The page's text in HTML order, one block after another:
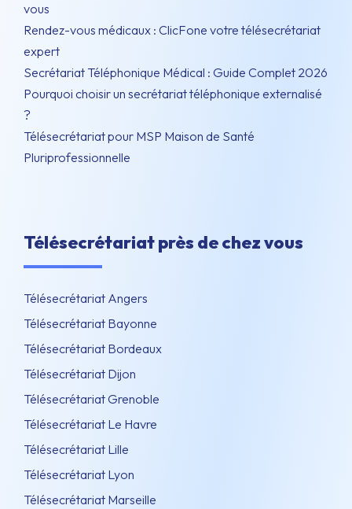
vous
Rendez-vous médicaux : ClicFone votre télésecrétariat
expert
Secrétariat Téléphonique Médical : Guide Complet 2026
Pourquoi choisir un secrétariat téléphonique externalisé
?
Télésecrétariat pour MSP Maison de Santé
Pluriprofessionnelle
Télésecrétariat près de chez vous
Télésecrétariat Angers
Télésecrétariat Bayonne
Télésecrétariat Bordeaux
Télésecrétariat Dijon
Télésecrétariat Grenoble
Télésecrétariat Le Havre
Télésecrétariat Lille
Télésecrétariat Lyon
Télésecrétariat Marseille